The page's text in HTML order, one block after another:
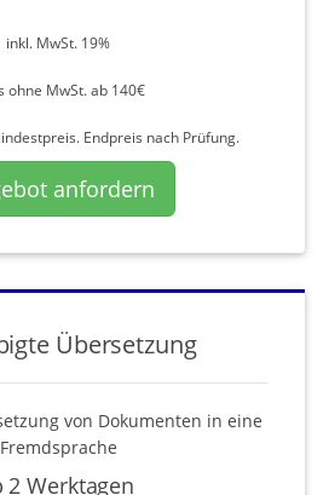
inkl. MwSt. 19%
ohne MwSt. ab 140€
Endpreis nach Prüfung.
anfordern
Übersetzung
von Dokumenten in eine
Fremdsprache
2 Werktagen